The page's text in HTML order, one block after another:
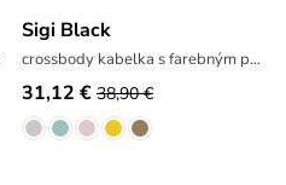
Sigi Black
crossbody kabelka s farebným popruhom
31,12 € 38,90 €